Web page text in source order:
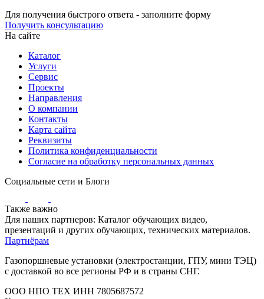
Для получения быстрого ответа - заполните форму
Получить консультацию
На сайте
Каталог
Услуги
Сервис
Проекты
Направления
О компании
Контакты
Карта сайта
Реквизиты
Политика конфиденциальности
Согласие на обработку персональных данных
Социальные сети и Блоги
Также важно
Для наших партнеров: Каталог обучающих видео,
презентаций и других обучающих, технических материалов.
Партнёрам
Газопоршневые установки (электростанции, ГПУ, мини ТЭЦ)
с доставкой во все регионы РФ и в страны СНГ.
ООО НПО ТЕХ ИНН 7805687572